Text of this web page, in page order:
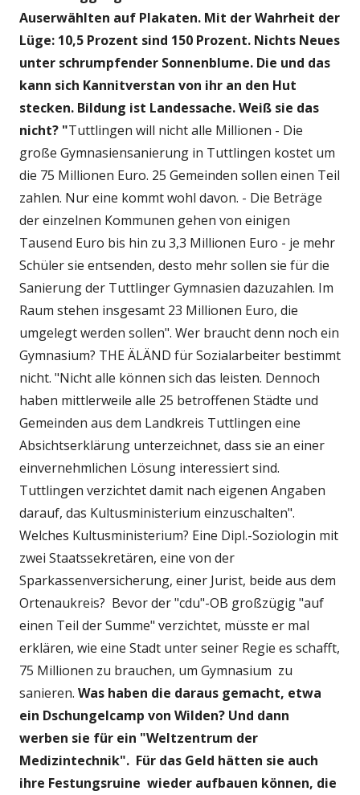
Auserwählten auf Plakaten. Mit der Wahrheit der
Lüge: 10,5 Prozent sind 150 Prozent. Nichts Neues
unter schrumpfender Sonnenblume. Die und das
kann sich Kannitverstan von ihr an den Hut
stecken. Bildung ist Landessache. Weiß sie das
nicht? "Tuttlingen will nicht alle Millionen - Die
große Gymnasiensanierung in Tuttlingen kostet um
die 75 Millionen Euro. 25 Gemeinden sollen einen Teil
zahlen. Nur eine kommt wohl davon. - Die Beträge
der einzelnen Kommunen gehen von einigen
Tausend Euro bis hin zu 3,3 Millionen Euro - je mehr
Schüler sie entsenden, desto mehr sollen sie für die
Sanierung der Tuttlinger Gymnasien dazuzahlen. Im
Raum stehen insgesamt 23 Millionen Euro, die
umgelegt werden sollen". Wer braucht denn noch ein
Gymnasium? THE ÄLÄND für Sozialarbeiter bestimmt
nicht. "Nicht alle können sich das leisten. Dennoch
haben mittlerweile alle 25 betroffenen Städte und
Gemeinden aus dem Landkreis Tuttlingen eine
Absichtserklärung unterzeichnet, dass sie an einer
einvernehmlichen Lösung interessiert sind.
Tuttlingen verzichtet damit nach eigenen Angaben
darauf, das Kultusministerium einzuschalten".
Welches Kultusministerium? Eine Dipl.-Soziologin mit
zwei Staatssekretären, eine von der
Sparkassenversicherung, einer Jurist, beide aus dem
Ortenaukreis? Bevor der "cdu"-OB großzügig "auf
einen Teil der Summe" verzichtet, müsste er mal
erklären, wie eine Stadt unter seiner Regie es schafft,
75 Millionen zu brauchen, um Gymnasium zu
sanieren. Was haben die daraus gemacht, etwa
ein Dschungelcamp von Wilden? Und dann
werben sie für ein "Weltzentrum der
Medizintechnik". Für das Geld hätten sie auch
ihre Festungsruine wieder aufbauen können, die